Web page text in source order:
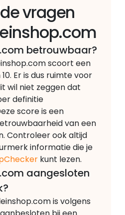
vragen
betrouwbaar?
scoort een
Er is dus ruimte voor
wil niet zeggen dat
definitie
score is een
van een
Controleer ook altijd
informatie die je
kunt lezen.
aangesloten
is volgens